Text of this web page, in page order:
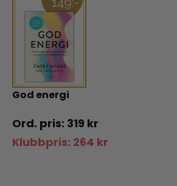
God energi
319 kr
Klubbpris: 264 kr